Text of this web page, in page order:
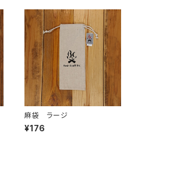
麻袋 ラージ
¥176